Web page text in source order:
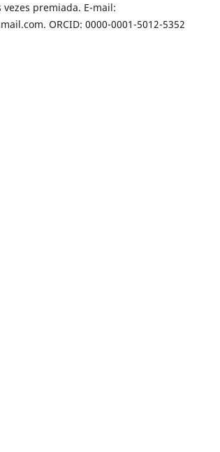
premiada. E-mail:
ORCID: 0000-0001-5012-5352